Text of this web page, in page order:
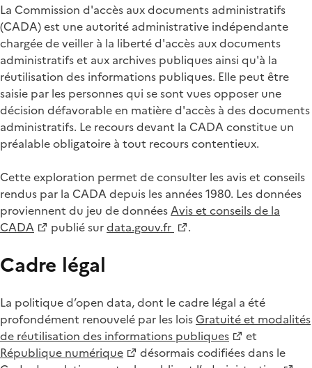
La Commission d'accès aux documents administratifs
(CADA) est une autorité administrative indépendante
chargée de veiller à la liberté d'accès aux documents
administratifs et aux archives publiques ainsi qu'à la
réutilisation des informations publiques. Elle peut être
saisie par les personnes qui se sont vues opposer une
décision défavorable en matière d'accès à des documents
administratifs. Le recours devant la CADA constitue un
préalable obligatoire à tout recours contentieux.
Cette exploration permet de consulter les avis et conseils
rendus par la CADA depuis les années 1980. Les données
proviennent du jeu de donnéesAvis et conseils de la
CADA
publié surdata.gouv.fr .
Cadre légal
La politique d’open data, dont le cadre légal a été
profondément renouvelé par les loisGratuité et modalités
de réutilisation des informations publiques
et
République numérique
désormais codifiées dans le